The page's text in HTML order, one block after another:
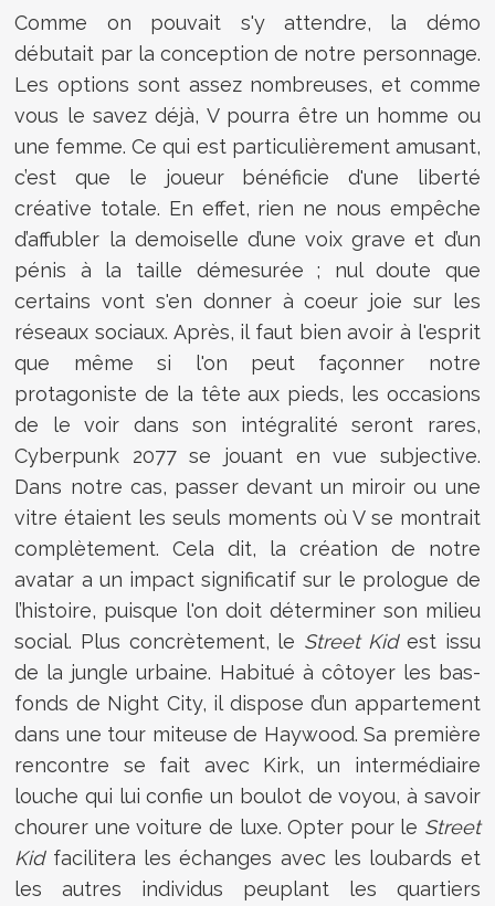
Comme on pouvait s'y attendre, la démo
débutait par la conception de notre personnage.
Les options sont assez nombreuses, et comme
vous le savez déjà, V pourra être un homme ou
une femme. Ce qui est particulièrement amusant,
c’est que le joueur bénéficie d'une liberté
créative totale. En effet, rien ne nous empêche
d’affubler la demoiselle d’une voix grave et d’un
pénis à la taille démesurée ; nul doute que
certains vont s'en donner à coeur joie sur les
réseaux sociaux. Après, il faut bien avoir à l'esprit
que même si l'on peut façonner notre
protagoniste de la tête aux pieds, les occasions
de le voir dans son intégralité seront rares,
Cyberpunk 2077 se jouant en vue subjective.
Dans notre cas, passer devant un miroir ou une
vitre étaient les seuls moments où V se montrait
complètement. Cela dit, la création de notre
avatar a un impact significatif sur le prologue de
l’histoire, puisque l'on doit déterminer son milieu
social. Plus concrètement, le Street Kidest issu
de la jungle urbaine. Habitué à côtoyer les bas-
fonds de Night City, il dispose d’un appartement
dans une tour miteuse de Haywood. Sa première
rencontre se fait avec Kirk, un intermédiaire
louche qui lui confie un boulot de voyou, à savoir
chourer une voiture de luxe. Opter pour le Street
Kidfacilitera les échanges avec les loubards et
les autres individus peuplant les quartiers